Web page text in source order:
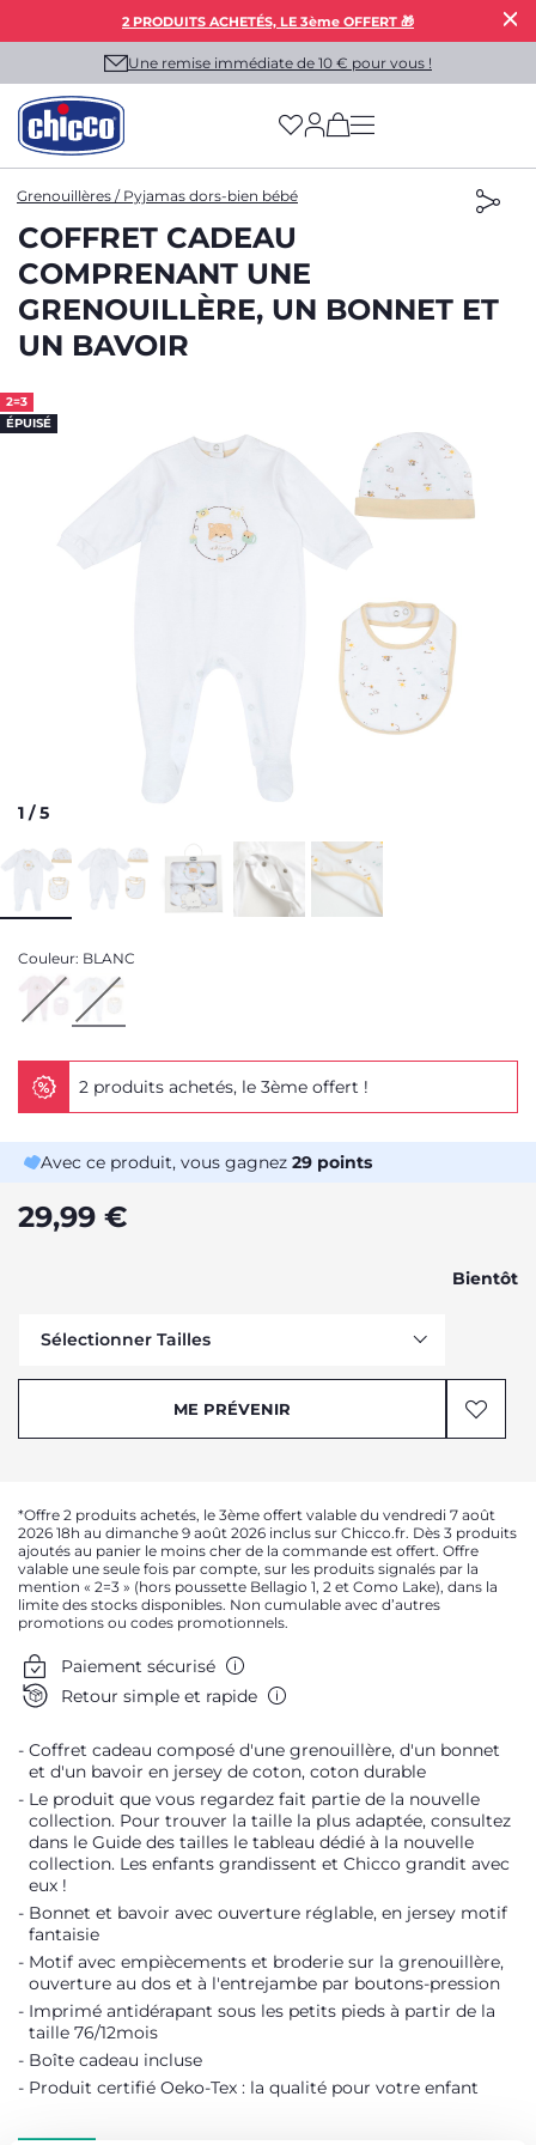
2 PRODUITS ACHETÉS, LE 3ème OFFERT 🎁
Une remise immédiate de 10 € pour vous !
(has more options
Grenouillères / Pyjamas dors-bien bébé
COFFRET CADEAU
COMPRENANT UNE
GRENOUILLÈRE, UN BONNET ET
UN BAVOIR
2=3
ÉPUISÉ
1 /5
Couleur: BLANC
2 produits achetés, le 3ème offert !
Avec ce produit, vous gagnez 29 points
29,99 €
Bientôt
Sélectionner Tailles
Me prévenir
ME PRÉVENIR
*Offre 2 produits achetés, le 3ème offert valable du vendredi 7 août
2026 18h au dimanche 9 août 2026 inclus sur Chicco.fr. Dès 3 produits
ajoutés au panier le moins cher de la commande est offert. Offre
valable une seule fois par compte, sur les produits signalés par la
mention « 2=3 » (hors poussette Bellagio 1, 2 et Como Lake), dans la
limite des stocks disponibles. Non cumulable avec d’autres
promotions ou codes promotionnels.
Paiement sécurisé
Retour simple et rapide
Coffret cadeau composé d'une grenouillère, d'un bonnet
et d'un bavoir en jersey de coton, coton durable
Le produit que vous regardez fait partie de la nouvelle
collection. Pour trouver la taille la plus adaptée, consultez
dans le Guide des tailles le tableau dédié à la nouvelle
collection. Les enfants grandissent et Chicco grandit avec
eux !
Bonnet et bavoir avec ouverture réglable, en jersey motif
fantaisie
Motif avec empiècements et broderie sur la grenouillère,
ouverture au dos et à l'entrejambe par boutons-pression
Imprimé antidérapant sous les petits pieds à partir de la
taille 76/12mois
Boîte cadeau incluse
Produit certifié Oeko-Tex : la qualité pour votre enfant